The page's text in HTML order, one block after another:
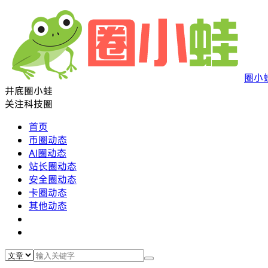
圈小
井底圈小蛙
关注科技圈
首页
币圈动态
AI圈动态
站长圈动态
安全圈动态
卡圈动态
其他动态